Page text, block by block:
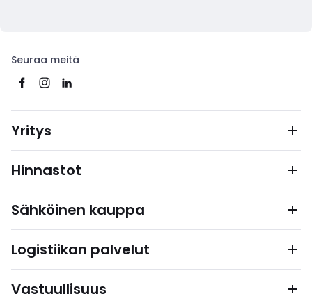
Seuraa meitä
Yritys
Hinnastot
Sähköinen kauppa
Logistiikan palvelut
Vastuullisuus